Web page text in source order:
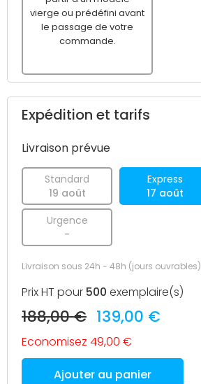
vierge ou prédéfini avant
le passage de votre
commande.
Expédition et tarifs
Livraison prévue
Standard
19 août
Express
17 août
Urgence
-
Livraison sous 24h - 48h (jours ouvrables)
Prix HT pour 500 exemplaire(s)
188,00 € 139,00 €
Economisez 49,00 €
Ajouter au panier